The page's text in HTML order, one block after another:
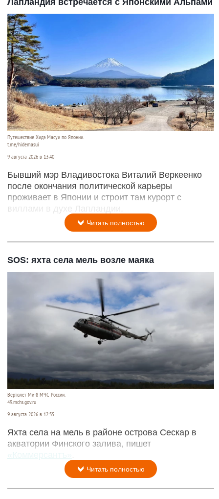
Лапландия встречается с Японскими Альпами
Путешествие Хидэ Масуи по Японии.
t.me/hidemasui
9 августа 2026 в 13:40
Бывший мэр Владивостока Виталий Веркеенко
после окончания политической карьеры
проживает в Японии и строит там курорт с
виллами в духе Лапландии.
Читать полностью
SOS: яхта села мель возле маяка
Вертолет Ми-8 МЧС России.
49.mchs.gov.ru
9 августа 2026 в 12:35
Яхта села на мель в районе острова Сескар в
акватории Финского залива, пишет
«Коммерсантъ»
Читать полностью